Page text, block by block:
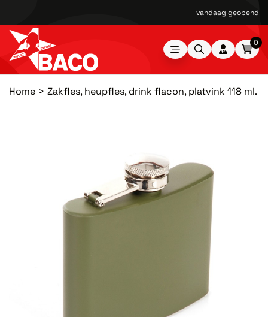
vandaag geopend
0
Home Zakfles, heupfles, drink flacon, platvink 118 ml.